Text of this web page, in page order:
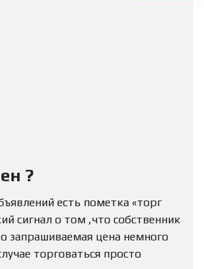
?
есть пометка «торг
сигнал о том ,что собственник
запрашиваемая цена немного
торговаться просто